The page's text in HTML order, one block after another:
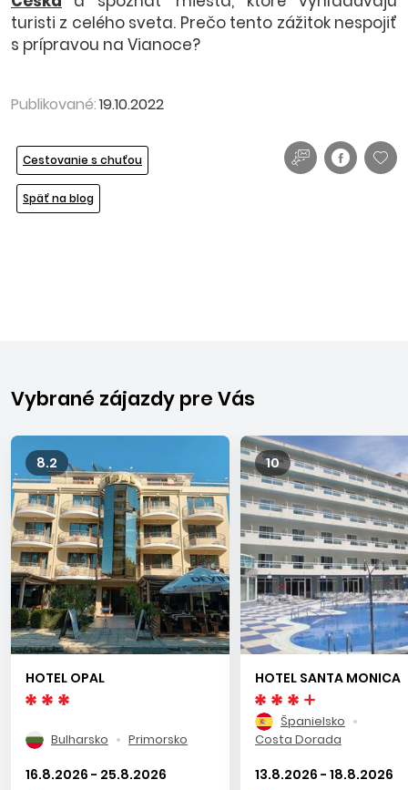
turisti z celého sveta. Prečo tento zážitok nespojiť
s prípravou na Vianoce?
Publikované:19.10.2022
Cestovanie s chuťou
Späť na blog
Vybrané zájazdy pre Vás
8.2
HOTEL OPAL
Bulharsko Primorsko
16.8.2026 - 25.8.2026
10
HOTEL SANTA MONICA
Španielsko
Costa Dorada
13.8.2026 - 18.8.2026